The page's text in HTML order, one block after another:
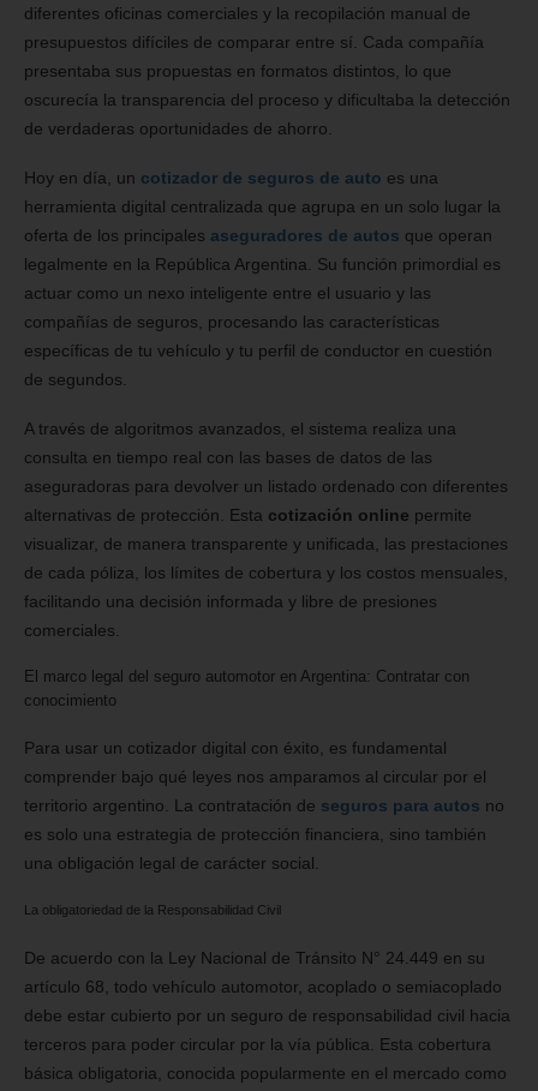
diferentes oficinas comerciales y la recopilación manual de
presupuestos difíciles de comparar entre sí. Cada compañía
presentaba sus propuestas en formatos distintos, lo que
oscurecía la transparencia del proceso y dificultaba la detección
de verdaderas oportunidades de ahorro.
Hoy en día, un cotizador de seguros de auto es una
herramienta digital centralizada que agrupa en un solo lugar la
oferta de los principales aseguradores de autos que operan
legalmente en la República Argentina. Su función primordial es
actuar como un nexo inteligente entre el usuario y las
compañías de seguros, procesando las características
específicas de tu vehículo y tu perfil de conductor en cuestión
de segundos.
A través de algoritmos avanzados, el sistema realiza una
consulta en tiempo real con las bases de datos de las
aseguradoras para devolver un listado ordenado con diferentes
alternativas de protección. Esta cotización online permite
visualizar, de manera transparente y unificada, las prestaciones
de cada póliza, los límites de cobertura y los costos mensuales,
facilitando una decisión informada y libre de presiones
comerciales.
El marco legal del seguro automotor en Argentina: Contratar con
conocimiento
Para usar un cotizador digital con éxito, es fundamental
comprender bajo qué leyes nos amparamos al circular por el
territorio argentino. La contratación de seguros para autos no
es solo una estrategia de protección financiera, sino también
una obligación legal de carácter social.
La obligatoriedad de la Responsabilidad Civil
De acuerdo con la Ley Nacional de Tránsito N° 24.449 en su
artículo 68, todo vehículo automotor, acoplado o semiacoplado
debe estar cubierto por un seguro de responsabilidad civil hacia
terceros para poder circular por la vía pública. Esta cobertura
básica obligatoria, conocida popularmente en el mercado como